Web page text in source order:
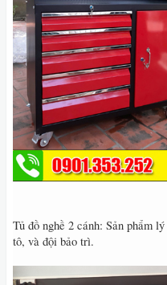
Tủ đồ nghề 2 cánh: Sản phẩm
tô, và đội bảo trì.